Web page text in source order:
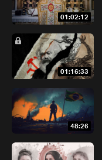
01:02:12
01:16:33
48:26